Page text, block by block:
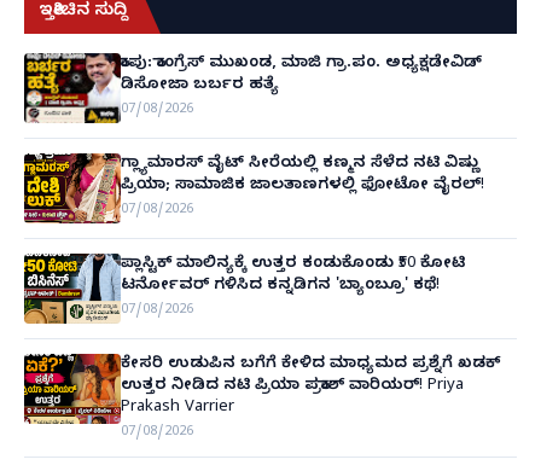
ಇತ್ತೀಚಿನ ಸುದ್ದಿ
ಕಾಪು: ಕಾಂಗ್ರೆಸ್ ಮುಖಂಡ, ಮಾಜಿ ಗ್ರಾ.ಪಂ. ಅಧ್ಯಕ್ಷಡೇವಿಡ್
ಡಿಸೋಜಾ ಬರ್ಬರ ಹತ್ಯೆ
07/08/2026
ಗ್ಲ್ಯಾಮಾರಸ್ ವೈಟ್‌ ಸೀರೆಯಲ್ಲಿ ಕಣ್ಮನ ಸೆಳೆದ ನಟಿ ವಿಷ್ಣು
ಪ್ರಿಯಾ; ಸಾಮಾಜಿಕ ಜಾಲತಾಣಗಳಲ್ಲಿ ಫೋಟೋ ವೈರಲ್!
07/08/2026
ಪ್ಲಾಸ್ಟಿಕ್ ಮಾಲಿನ್ಯಕ್ಕೆ ಉತ್ತರ ಕಂಡುಕೊಂಡು ₹50 ಕೋಟಿ
ಟರ್ನೋವರ್ ಗಳಿಸಿದ ಕನ್ನಡಿಗನ 'ಬ್ಯಾಂಬ್ರೂ' ಕಥೆ!
07/08/2026
ಕೇಸರಿ ಉಡುಪಿನ ಬಗೆಗೆ ಕೇಳಿದ ಮಾಧ್ಯಮದ ಪ್ರಶ್ನೆಗೆ ಖಡಕ್
ಉತ್ತರ ನೀಡಿದ ನಟಿ ಪ್ರಿಯಾ ಪ್ರಕಾಶ್ ವಾರಿಯರ್! Priya
Prakash Varrier
07/08/2026